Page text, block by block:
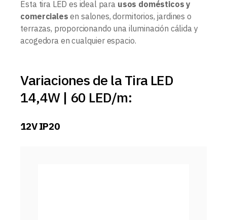
Esta tira LED es ideal para usos domésticos y
comerciales en salones, dormitorios, jardines o
terrazas, proporcionando una iluminación cálida y
acogedora en cualquier espacio.
Variaciones de la Tira LED
14,4W | 60 LED/m:
12V IP20